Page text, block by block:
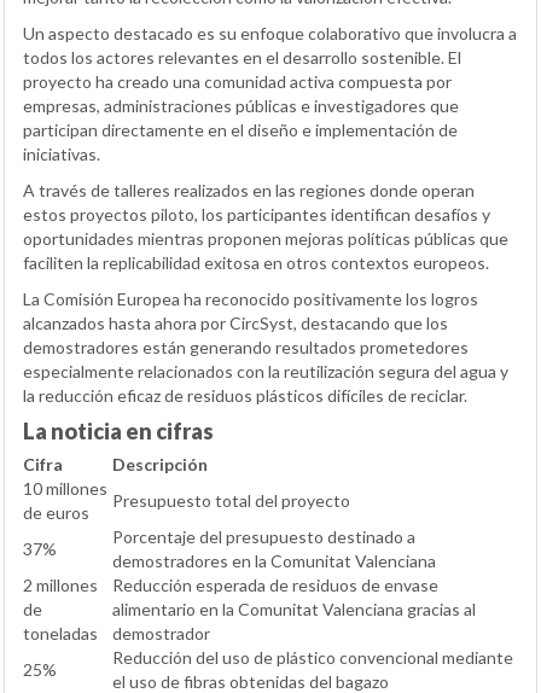
Un aspecto destacado es su enfoque colaborativo que involucra a
todos los actores relevantes en el desarrollo sostenible. El
proyecto ha creado una comunidad activa compuesta por
empresas, administraciones públicas e investigadores que
participan directamente en el diseño e implementación de
iniciativas.
A través de talleres realizados en las regiones donde operan
estos proyectos piloto, los participantes identifican desafíos y
oportunidades mientras proponen mejoras políticas públicas que
faciliten la replicabilidad exitosa en otros contextos europeos.
La Comisión Europea ha reconocido positivamente los logros
alcanzados hasta ahora por CircSyst, destacando que los
demostradores están generando resultados prometedores
especialmente relacionados con la reutilización segura del agua y
la reducción eficaz de residuos plásticos difíciles de reciclar.
La noticia en cifras
Cifra
Descripción
10 millones
de euros
Presupuesto total del proyecto
37%
Porcentaje del presupuesto destinado a
demostradores en la Comunitat Valenciana
2 millones
de
toneladas
Reducción esperada de residuos de envase
alimentario en la Comunitat Valenciana gracias al
demostrador
25%
Reducción del uso de plástico convencional mediante
el uso de fibras obtenidas del bagazo